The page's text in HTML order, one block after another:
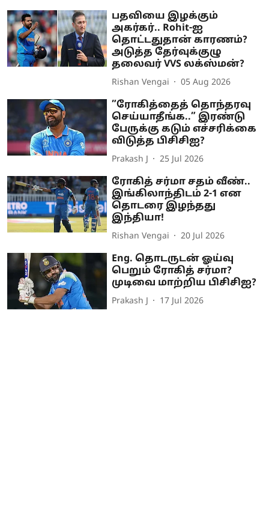
பதவியை இழக்கும்
அகர்கர்.. Rohit-ஐ
தொட்டதுதான் காரணம்?
அடுத்த தேர்வுக்குழு
தலைவர் VVS லக்ஸ்மன்?
Rishan Vengai 05 Aug 2026
”ரோகித்தைத் தொந்தரவு
செய்யாதீங்க..” இரண்டு
பேருக்கு கடும் எச்சரிக்கை
விடுத்த பிசிசிஐ?
Prakash J 25 Jul 2026
ரோகித் சர்மா சதம் வீண்..
இங்கிலாந்திடம் 2-1 என
தொடரை இழந்தது
இந்தியா!
Rishan Vengai 20 Jul 2026
Eng. தொடருடன் ஓய்வு
பெறும் ரோகித் சர்மா?
முடிவை மாற்றிய பிசிசிஐ?
Prakash J 17 Jul 2026